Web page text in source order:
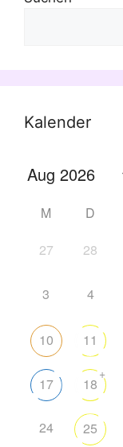
Kalender
M D
27
28
3 4
10 11
17 18
+
24 25